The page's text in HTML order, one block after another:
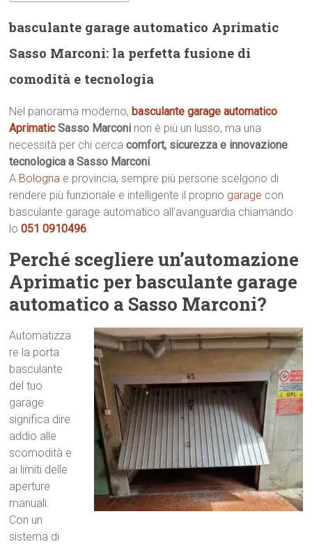
basculante garage automatico Aprimatic
Sasso Marconi: la perfetta fusione di
comodità e tecnologia
Nel panorama moderno,basculante garage automatico
AprimaticSasso Marconi non è più un lusso, ma una
necessità per chi cercacomfort, sicurezza e innovazione
tecnologica a Sasso Marconi.
A Bologna e provincia, sempre più persone scelgono di
rendere più funzionale e intelligente il proprio garage con
basculante garage automatico all’avanguardia chiamando
lo051 0910496.
Perché scegliere un’automazione
Aprimatic per basculante garage
automatico a Sasso Marconi?
Automatizza
re la porta
basculante
del tuo
garage
significa dire
addio alle
scomodità e
ai limiti delle
aperture
manuali.
Con un
sistema di